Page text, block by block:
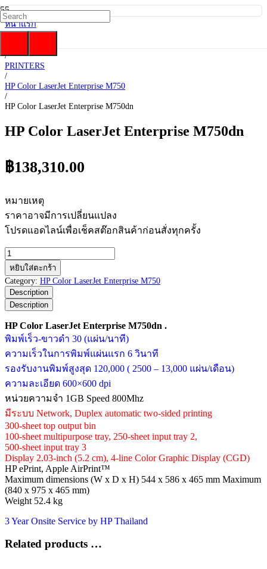
หน้าแรก
/
/
PRINTERS
/
HP Color LaserJet Enterprise M750
/
HP Color LaserJet Enterprise M750dn
HP Color LaserJet Enterprise M750dn
฿138,310.00
หมายเหตุ
ราคาอาจมีการเปลี่ยนแปลง
โปรดแอดไลน์เพื่อเช็คสต๊อกสินค้าก่อนสั่งทุกครั้ง
จำนวน
HP
Color
LaserJet
Enterprise
M750dn
ชิ้น
หยิบใส่ตะกร้า
Category: HP Color LaserJet Enterprise M750
Description
Description
HP Color LaserJet Enterprise M750dn .
พิมพ์เร็ว-ขาวดำ 30 (แผ่น/นาที)
ความเร็วในการพิมพ์แผ่นแรก 6 วินาที
รองรับงานพิมพ์สูงสุด 120,000 ( 2500 – 13,000 แผ่น/เดือน)
ความละเอียด 600×600 dpi
หน่วยความจำ 1GB Speed 800Mhz
มีระบบ Network, Duplex automatic two-sided printing
300-sheet top output bin
100-sheet multipurpose tray, 250-sheet input tray 2,
500-sheet input tray 3
Display 2.03-inch (5.2 cm), 4-line Color Graphic Display (CGD)
HP ePrint, Apple AirPrint™
Maximum dimensions (W x D x H) 544 x 586 x 465 mm Maximum
(840 x 975 x 465 mm)
Weight 52.4 kg
3 Year Onsite Service by HP Thailand
Related products …